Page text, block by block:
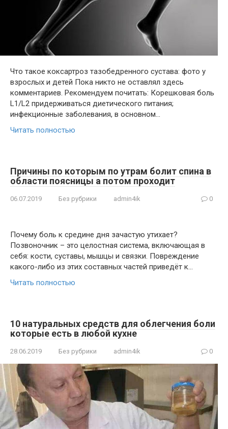
Что такое коксартроз тазобедренного сустава: фото у
взрослых и детей ​Пока никто не оставлял здесь
комментариев.​ ​Рекомендуем почитать:​ ​Корешковая боль
L1/L2​ ​придерживаться диетического питания;​ ​
инфекционные заболевания, в основном…
Читать полностью
Причины по которым по утрам болит спина в
области поясницы а потом проходит
06.07.2019 Без рубрики admin4ik 0
Почему боль к средине дня зачастую утихает?
Позвоночник – это целостная система, включающая в
себя: кости, суставы, мышцы и связки. Повреждение
какого-либо из этих составных частей приведёт к…
Читать полностью
10 натуральных средств для облегчения боли
которые есть в любой кухне
28.06.2019 Без рубрики admin4ik 0